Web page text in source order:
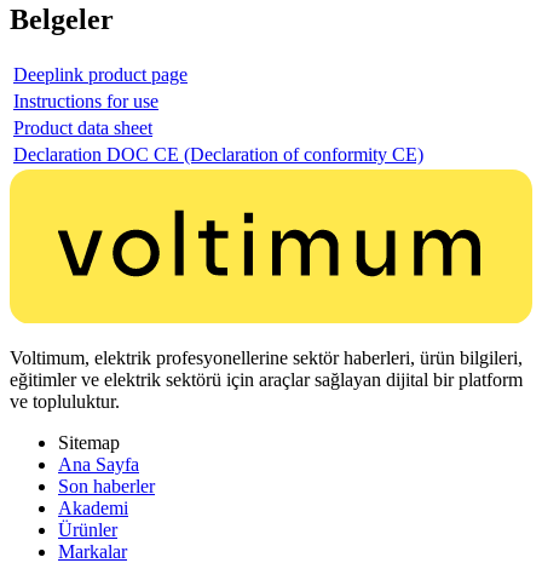
Belgeler
Deeplink product page
Instructions for use
Product data sheet
Declaration DOC CE (Declaration of conformity CE)
Voltimum, elektrik profesyonellerine sektör haberleri, ürün bilgileri,
eğitimler ve elektrik sektörü için araçlar sağlayan dijital bir platform
ve topluluktur.
Sitemap
Ana Sayfa
Son haberler
Akademi
Ürünler
Markalar